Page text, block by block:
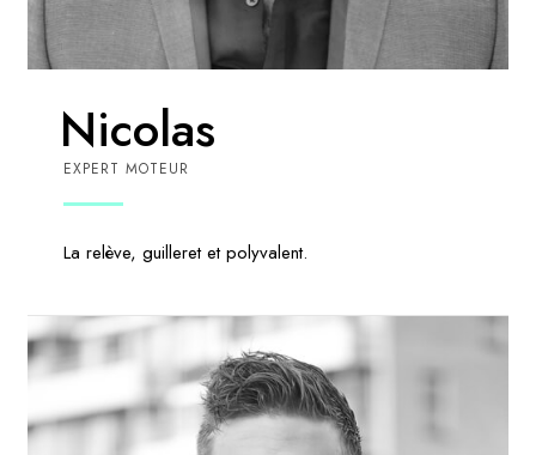
Nicolas
EXPERT MOTEUR
La relève, guilleret et polyvalent.